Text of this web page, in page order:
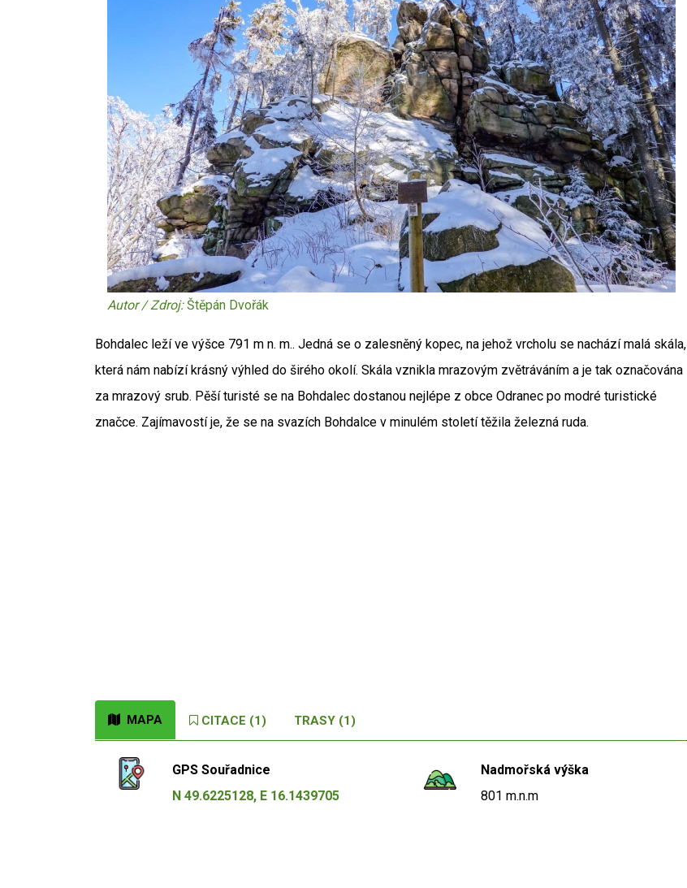
Autor / Zdroj:Štěpán Dvořák
Bohdalec leží ve výšce 791 m n. m.. Jedná se o zalesněný kopec, na jehož vrcholu se nachází malá skála,
která nám nabízí krásný výhled do širého okolí. Skála vznikla mrazovým zvětráváním a je tak označována
za mrazový srub. Pěší turisté se na Bohdalec dostanou nejlépe z obce Odranec po modré turistické
značce. Zajímavostí je, že se na svazích Bohdalce v minulém století těžila železná ruda.
MAPA CITACE (1) TRASY (1)
GPS Souřadnice
N 49.6225128, E 16.1439705
Nadmořská výška
801 m.n.m